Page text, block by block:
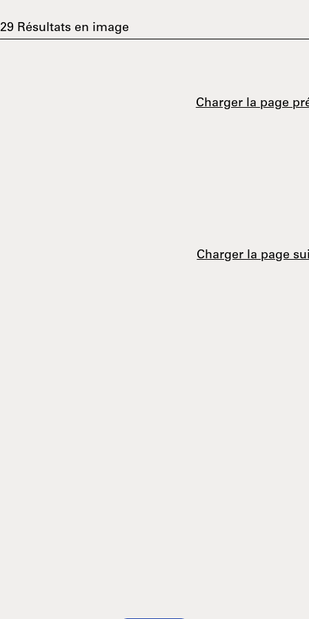
29Résultats en image
Charger la page
Charger la page